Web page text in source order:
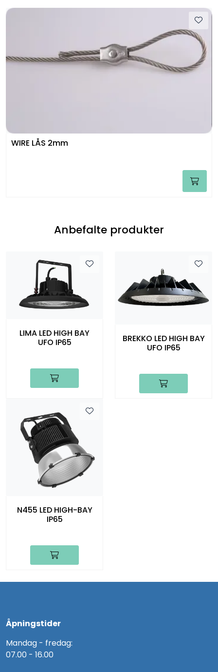
WIRE LÅS 2mm
Anbefalte produkter
LIMA LED HIGH BAY
UFO IP65
BREKKO LED HIGH BAY
UFO IP65
N455 LED HIGH-BAY
IP65
Åpningstider
Mandag - fredag:
07.00 - 16.00